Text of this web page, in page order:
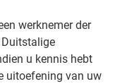
werknemer der
u kennis hebt
uitoefening van uw